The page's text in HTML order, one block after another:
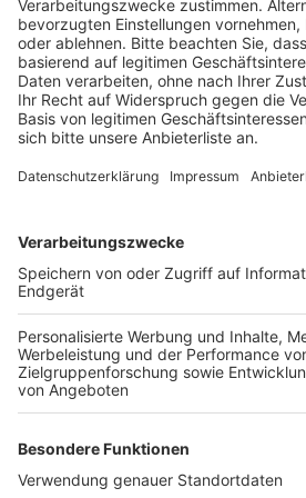
oder zurückgegeben werden.
Veröffentlicht:Mittwoch, 16.11.2022
Anzeige
Wer sich nicht dran hält zahlt
einfach sehen, ob sie in einer
nicht. Über dem Rückrad gibt es
die Diode grün, ist alles okay.
ist die Rückgabe dort
sind die Weihnachtsmärkte auf
Alter Markt, Heumarkt, Neumarkt
sowie deren Umfelder.
Anzeige